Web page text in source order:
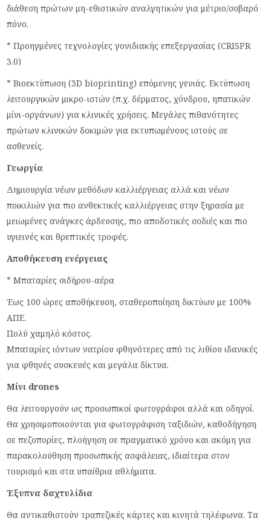
διάθεση πρώτων μη-εθιστικών αναλγητικών για μέτριο/σοβαρό
πόνο.
* Προηγμένες τεχνολογίες γονιδιακής επεξεργασίας (CRISPR
3.0)
* Βιοεκτύπωση (3D bioprinting) επόμενης γενιάς. Εκτύπωση
λειτουργικών μικρο-ιστών (π.χ. δέρματος, χόνδρου, ηπατικών
μίνι-οργάνων) για κλινικές χρήσεις. Μεγάλες πιθανότητες
πρώτων κλινικών δοκιμών για εκτυπωμένους ιστούς σε
ασθενείς.
Γεωργία
Δημιουργία νέων μεθόδων καλλιέργειας αλλά και νέων
ποικιλιών για πιο ανθεκτικές καλλιέργειας στην ξηρασία με
μειωμένες ανάγκες άρδευσης, πιο αποδοτικές σοδιές και πιο
υγιεινές και θρεπτικές τροφές.
Αποθήκευση ενέργειας
* Μπαταρίες σιδήρου-αέρα
Έως 100 ώρες αποθήκευση, σταθεροποίηση δικτύων με 100%
ΑΠΕ.
Πολύ χαμηλό κόστος.
Μπαταρίες ιόντων νατρίου φθηνότερες από τις λιθίου ιδανικές
για φθηνές συσκευές και μεγάλα δίκτυα.
Μίνι drones
Θα λειτουργούν ως προσωπικοί φωτογράφοι αλλά και οδηγοί.
Θα χρησιμοποιούνται για φωτογράφιση ταξιδιών, καθοδήγηση
σε πεζοπορίες, πλοήγηση σε πραγματικό χρόνο και ακόμη για
παρακολούθηση προσωπικής ασφάλειας, ιδιαίτερα στον
τουρισμό και στα υπαίθρια αθλήματα.
Έξυπνα δαχτυλίδια
Θα αντικαθιστούν τραπεζικές κάρτες και κινητά τηλέφωνα. Τα